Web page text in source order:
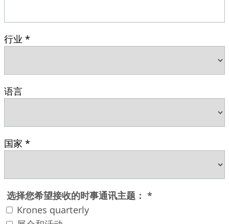
行业 *
语言
国家 *
选择您希望接收的时事通讯主题： *
Krones quarterly